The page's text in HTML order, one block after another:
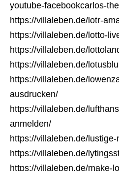
youtube-facebookcarlos-
https://villaleben.de/lotr-
https://villaleben.de/lotto-
https://villaleben.de/
https://villaleben.de/
https://villaleben.de/
ausdrucken/
https://villaleben.de/
anmelden/
https://villaleben.de/
https://villaleben.de/
https://villaleben.de/make-